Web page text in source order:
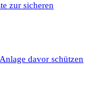
zur sicheren
davor schützen